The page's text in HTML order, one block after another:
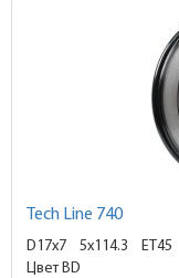
Tech Line 740
D17x7 5x114.3 ET45
Цвет BD